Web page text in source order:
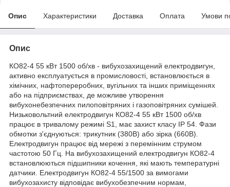
Опис Характеристики Доставка Оплата Умови
Опис
КО82-4 55 кВт 1500 об/хв - вибухозахищений електродвигун,
активно експлуатується в промисловості, встановлюється в
хімічних, нафтопереробних, вугільних та інших приміщеннях
або на підприємствах, де можливе утворення
вибухонебезпечних пилоповітряних і газоповітряних сумішей.
Низьковольтний електродвигун КО82-4 55 кВт 1500 об/хв
працює в тривалому режимі S1, має захист класу ІР 54. Фази
обмотки з'єднуються: трикутник (380В) або зірка (660В).
Електродвигун працює від мережі з перемінним струмом
частотою 50 Гц. На вибухозахищений електродвигун КО82-4
встановлюються підшипники кочення, які мають температурні
датчики. Електродвигун КО82-4 55/1500 за вимогами
вибухозахисту відповідає вибухобезпечним нормам,